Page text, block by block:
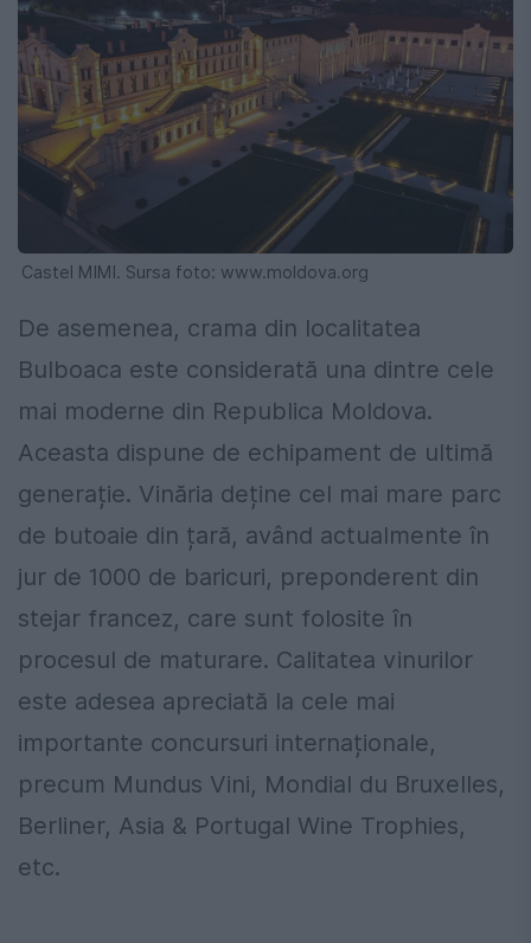
Castel MIMI. Sursa foto: www.moldova.org
De asemenea, crama din localitatea
Bulboaca este considerată una dintre cele
mai moderne din Republica Moldova.
Aceasta dispune de echipament de ultimă
generație. Vinăria deține cel mai mare parc
de butoaie din țară, având actualmente în
jur de 1000 de baricuri, preponderent din
stejar francez, care sunt folosite în
procesul de maturare. Calitatea vinurilor
este adesea apreciată la cele mai
importante concursuri internaționale,
precum Mundus Vini, Mondial du Bruxelles,
Berliner, Asia & Portugal Wine Trophies,
etc.